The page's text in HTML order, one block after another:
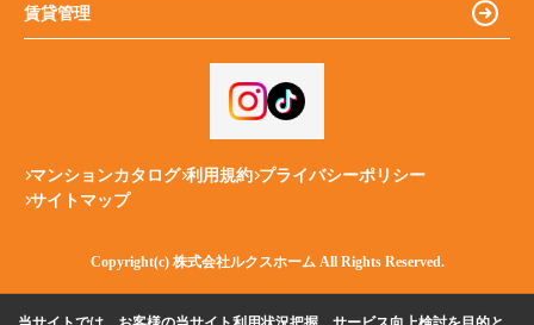
賃貸管理
マンションカタログ 利用規約 プライバシーポリシー
サイトマップ
Copyright(c) 株式会社ルクスホーム All Rights Reserved.